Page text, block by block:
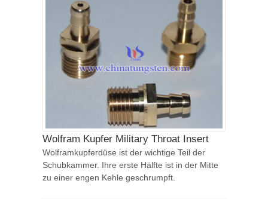
Wolfram Kupfer Military Throat Insert
Wolframkupferdüse ist der wichtige Teil der
Schubkammer. Ihre erste Hälfte ist in der Mitte
zu einer engen Kehle geschrumpft.